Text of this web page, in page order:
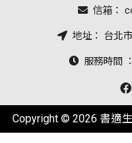
信箱：
地址： 台北
服務時間
Copyright © 2026 書適